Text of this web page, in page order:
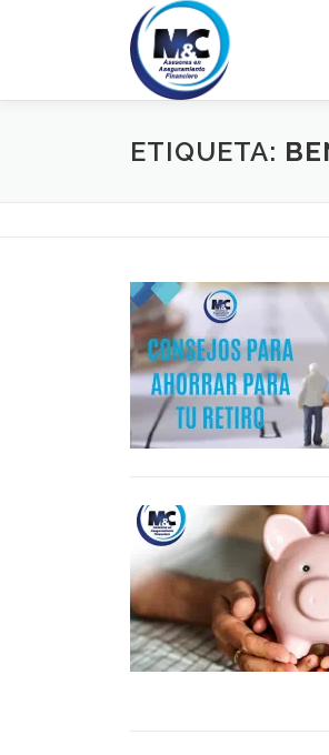
ETIQUETA: